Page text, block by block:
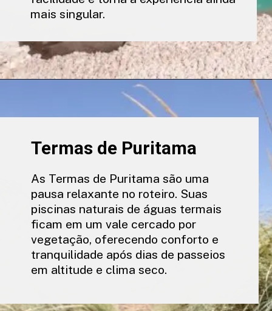
mais singular.
Termas de Puritama
As Termas de Puritama são uma
pausa relaxante no roteiro. Suas
piscinas naturais de águas termais
ficam em um vale cercado por
vegetação, oferecendo conforto e
tranquilidade após dias de passeios
em altitude e clima seco.